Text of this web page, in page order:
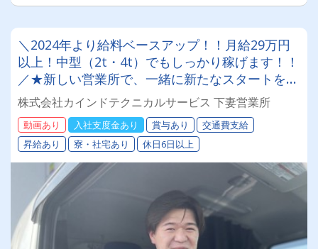
＼2024年より給料ベースアップ！！月給29万円
以上！中型（2t・4t）でもしっかり稼げます！！
／★新しい営業所で、一緒に新たなスタートを切
りませんか？【2024年より給料のベースアップ
を達成しました！！★さらに！！有給休暇あり】
株式会社カインドテクニカルサービス 下妻営業所
動画あり 入社支度金あり 賞与あり
交通費支給
昇給あり
寮・社宅あり 休日6日以上